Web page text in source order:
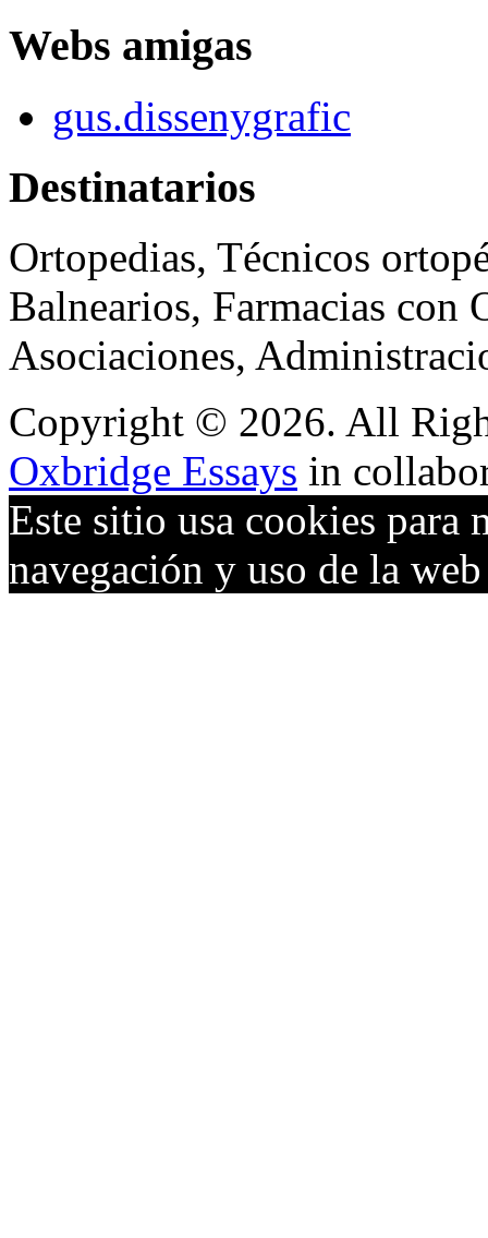
Webs amigas
gus.dissenygrafic
Destinatarios
Ortopedias, Técnicos
Balnearios, Farmacias con
Asociaciones,
Copyright © 2026. All
Oxbridge Essays in
Este sitio usa cookies para
navegación y uso de la